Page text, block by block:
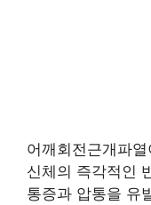
어깨회전근개파
신체의 즉각적인
통증과 압통을 유